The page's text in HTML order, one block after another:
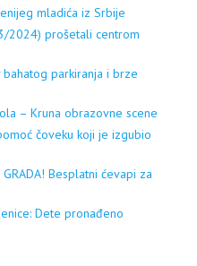
mladića iz Srbije
2024) prošetali centrom
parkiranja i brze
– Kruna obrazovne scene
čoveku koji je izgubio
GRADA! Besplatni ćevapi za
Dete pronađeno